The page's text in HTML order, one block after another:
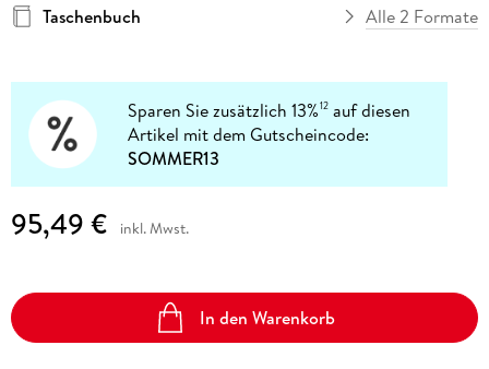
Taschenbuch
Alle 2 Formate
Sparen Sie zusätzlich 13%12 auf diesen
Artikel mit dem Gutscheincode:
SOMMER13
95,49 € inkl. Mwst.
In den Warenkorb